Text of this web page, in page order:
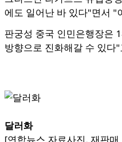
에도 일어난 바 있다"면서 "
판궁성 중국 인민은행장은
방향으로 진화해갈 수 있다
달러화
[연합뉴스 자료사진. 재판매